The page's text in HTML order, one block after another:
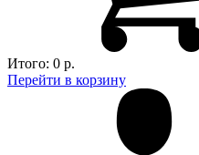
Итого: 0 р.
Перейти в корзину